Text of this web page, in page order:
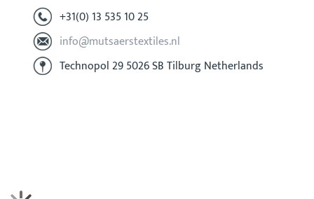
+31(0) 13 535 10 25
info@mutsaerstextiles.nl
Technopol 29 5026 SB Tilburg Netherlands